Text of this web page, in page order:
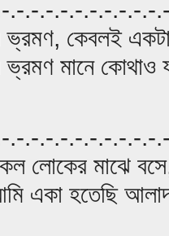
.-.-.-.-.-.-.-.-.-.-
কেবলই
মানে কোথাও
.-.-.-.-.-.-.-.-.-.-
লোকের মাঝে
একা হতেছি